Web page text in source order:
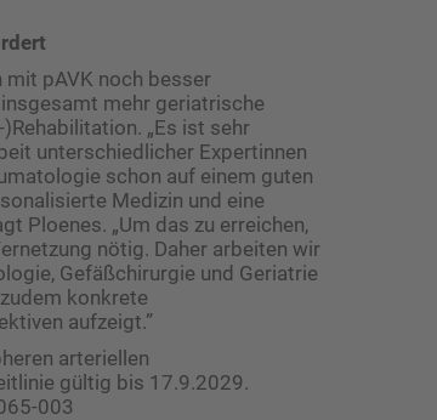
mit pAVK noch besser
mehr geriatrische
„Es ist sehr
unterschiedlicher Expertinnen
schon auf einem guten
Medizin und eine
Ploenes. „Um das zu erreichen,
nötig. Daher arbeiten wir
Gefäßchirurgie und Geriatrie
konkrete
aufzeigt.”
arteriellen
gültig bis 17.9.2029.
003